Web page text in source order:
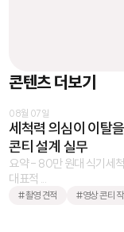
콘텐츠 더보기
08월 07일
세척력 의심이 이탈
콘티 설계 실무
요약 - 80만 원대 식기세
대표적 ...
#촬영 견적 #영상 콘티